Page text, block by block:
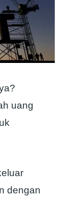
uang
dengan